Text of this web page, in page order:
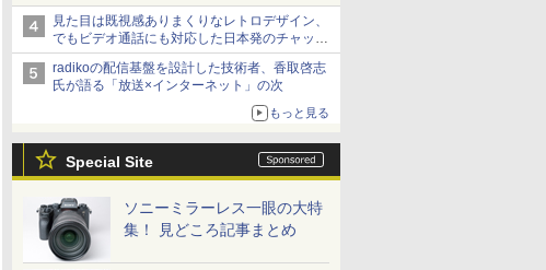
見た目は既視感ありまくりなレトロデザイン、
でもビデオ通話にも対応した日本発のチャット
アプリが登場【やじうまWatch】
radikoの配信基盤を設計した技術者、香取啓志
氏が語る「放送×インターネット」の次
もっと見る
Special Site
ソニーミラーレス一眼の大特
集！ 見どころ記事まとめ